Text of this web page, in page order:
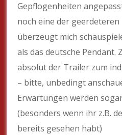
Gepflogenheiten
noch eine der
überzeugt mich
als das deutsche Pendant.
absolut der Trailer zum
– bitte, unbedingt
Erwartungen werden
(besonders wenn ihr z.B.
bereits gesehen habt)